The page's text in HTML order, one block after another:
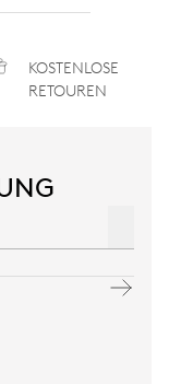
KOSTENLOSE
RETOUREN